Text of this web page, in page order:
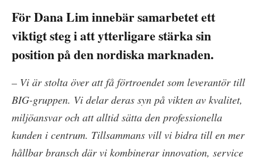
För Dana Lim innebär samarbetet ett
viktigt steg i att ytterligare stärka sin
position på den nordiska marknaden.
– Vi är stolta över att få förtroendet som leverantör till
BIG-gruppen. Vi delar deras syn på vikten av kvalitet,
miljöansvar och att alltid sätta den professionella
kunden i centrum. Tillsammans vill vi bidra till en mer
hållbar bransch där vi kombinerar innovation, service